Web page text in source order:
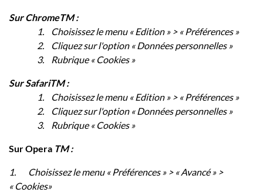
Sur ChromeTM:
1. Choisissez le menu « Edition » > « Préférences »
2. Cliquez sur l'option « Données personnelles »
3. Rubrique « Cookies »
Sur SafariTM:
1. Choisissez le menu « Edition » > « Préférences »
2. Cliquez sur l'option « Données personnelles »
3. Rubrique « Cookies »
Sur Opera TM :
1. Choisissez le menu « Préférences » > « Avancé » >
« Cookies»